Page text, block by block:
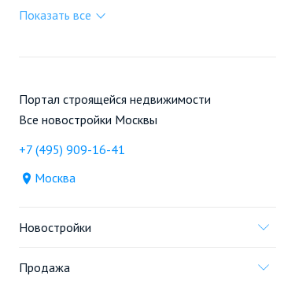
Показать все
Портал строящейся недвижимости
Все новостройки Москвы
+7 (495) 909-16-41
Москва
Новостройки
Продажа